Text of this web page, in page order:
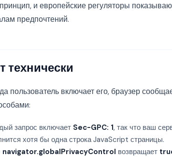
и европейские регуляторы
предпочтений.
технически
пользователь включает его, браузер
запрос включает Sec-GPC: 1, так что ваш
хотя бы одна строка JavaScript страницы.
navigator.globalPrivacyControl возвращает